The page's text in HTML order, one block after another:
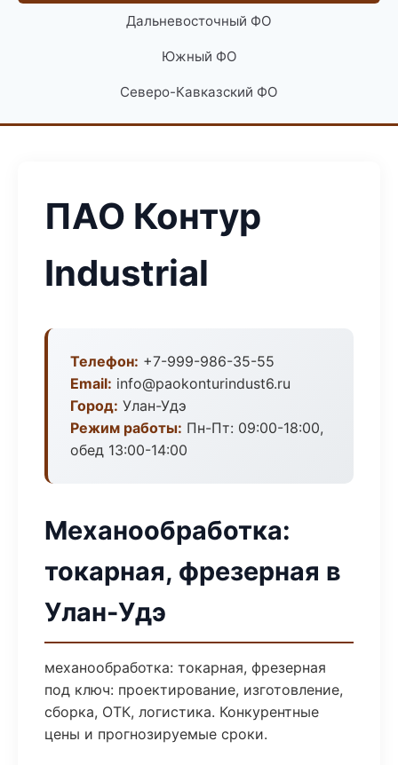
Дальневосточный ФО
Южный ФО
Северо-Кавказский ФО
ПАО Контур
Industrial
Телефон: +7-999-986-35-55
Email: info@paokonturindust6.ru
Город: Улан-Удэ
Режим работы: Пн-Пт: 09:00-18:00,
обед 13:00-14:00
Механообработка:
токарная, фрезерная в
Улан-Удэ
механообработка: токарная, фрезерная
под ключ: проектирование, изготовление,
сборка, ОТК, логистика. Конкурентные
цены и прогнозируемые сроки.